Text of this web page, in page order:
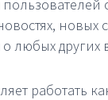
о любых
работать